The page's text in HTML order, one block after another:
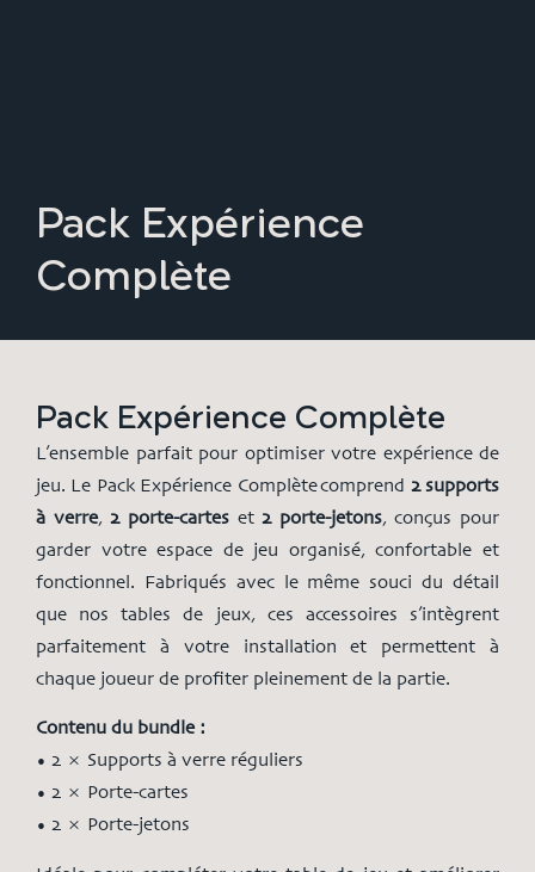
Pack Expérience
Complète
Pack Expérience Complète
L’ensemble parfait pour optimiser votre expérience de
jeu. Le Pack Expérience Complète comprend 2 supports
à verre,2 porte-carteset2 porte-jetons, conçus pour
garder votre espace de jeu organisé, confortable et
fonctionnel. Fabriqués avec le même souci du détail
que nos tables de jeux, ces accessoires s’intègrent
parfaitement à votre installation et permettent à
chaque joueur de profiter pleinement de la partie.
Contenu du bundle :
• 2 × Supports à verre réguliers
• 2 × Porte-cartes
• 2 × Porte-jetons